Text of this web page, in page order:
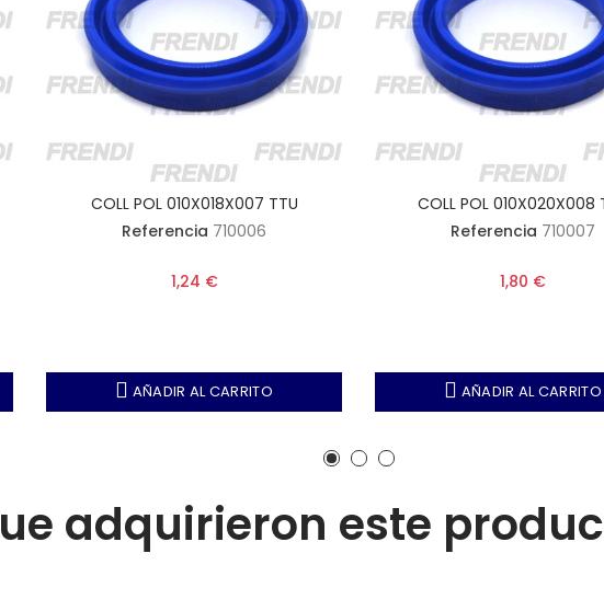
COLL POL 010X018X007 TTU
Referencia 710006
1,24 €
AÑADIR AL CARRITO
COLL POL 010X020X008
Referencia 710007
1,80 €
AÑADIR AL CARRITO
adquirieron este